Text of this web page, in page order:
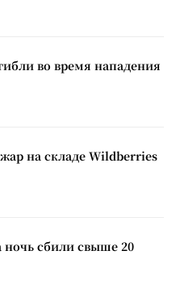
во время нападения
на складе Wildberries
ночь сбили свыше 20